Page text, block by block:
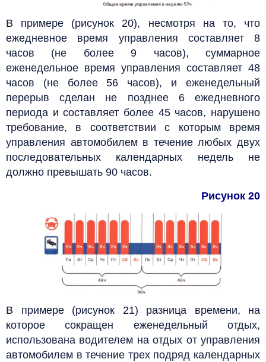
В примере (рисунок 20), несмотря на то, что
ежедневное время управления составляет 8
часов (не более 9 часов), суммарное
еженедельное время управления составляет 48
часов (не более 56 часов), и еженедельный
перерыв сделан не позднее 6 ежедневного
периода и составляет более 45 часов, нарушено
требование, в соответствии с которым время
управления автомобилем в течение любых двух
последовательных календарных недель не
должно превышать 90 часов.
Рисунок 20
В примере (рисунок 21) разница времени, на
которое сокращен еженедельный отдых,
использована водителем на отдых от управления
автомобилем в течение трех подряд календарных